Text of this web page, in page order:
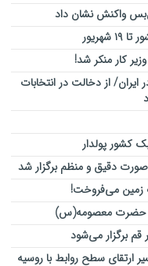
واکنش نشان داد
کار منکر شد!
از دخالت در انتخابات
کشور پولدار
دقیق و منظم برگزار شد
زمین می‌فروخت!
برگزار‌ می‌شود
سطح روابط با روسیه